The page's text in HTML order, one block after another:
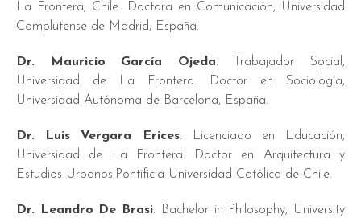
La Frontera, Chile. Doctora en Comunicación, Universidad
Complutense de Madrid, España.
Dr. Mauricio García Ojeda. Trabajador Social,
Universidad de La Frontera. Doctor en Sociología,
Universidad Autónoma de Barcelona, España.
Dr. Luis Vergara Erices. Licenciado en Educación,
Universidad de La Frontera. Doctor en Arquitectura y
Estudios Urbanos,Pontificia Universidad Católica de Chile.
Dr. Leandro De Brasi. Bachelor in Philosophy, University